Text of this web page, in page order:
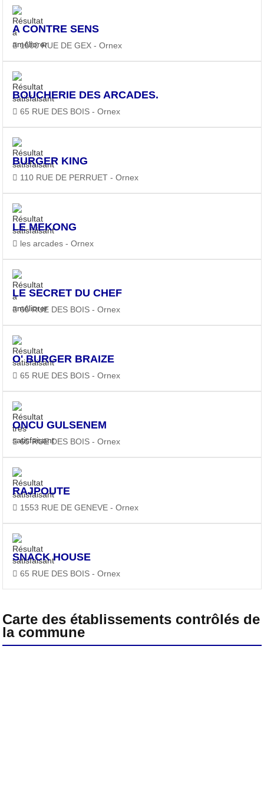
A CONTRE SENS
1500 RUE DE GEX - Ornex
BOUCHERIE DES ARCADES.
65 RUE DES BOIS - Ornex
BURGER KING
110 RUE DE PERRUET - Ornex
LE MEKONG
les arcades - Ornex
LE SECRET DU CHEF
65 RUE DES BOIS - Ornex
O' BURGER BRAIZE
65 RUE DES BOIS - Ornex
ONCU GULSENEM
65 RUE DES BOIS - Ornex
RAJPOUTE
1553 RUE DE GENEVE - Ornex
SNACK HOUSE
65 RUE DES BOIS - Ornex
Carte des établissements contrôlés de
la commune